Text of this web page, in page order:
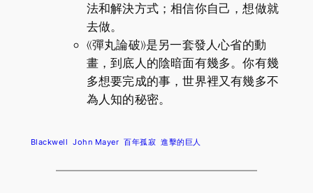
法和解決方式；相信你自己，想做就
去做。
《彈丸論破》是另一套發人心省的動
畫，到底人的陰暗面有幾多。你有幾
多想要完成的事，世界裡又有幾多不
為人知的秘密。
Blackwell John Mayer 百年孤寂 進擊的巨人